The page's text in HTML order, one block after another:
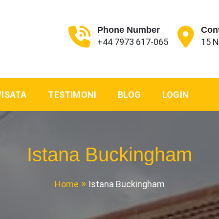
| Penginapan
Phone Number
+44 7973 617-065 15
TESTIMONI BLOG LOGIN
Istana Buckingham
Home Istana Buckingham